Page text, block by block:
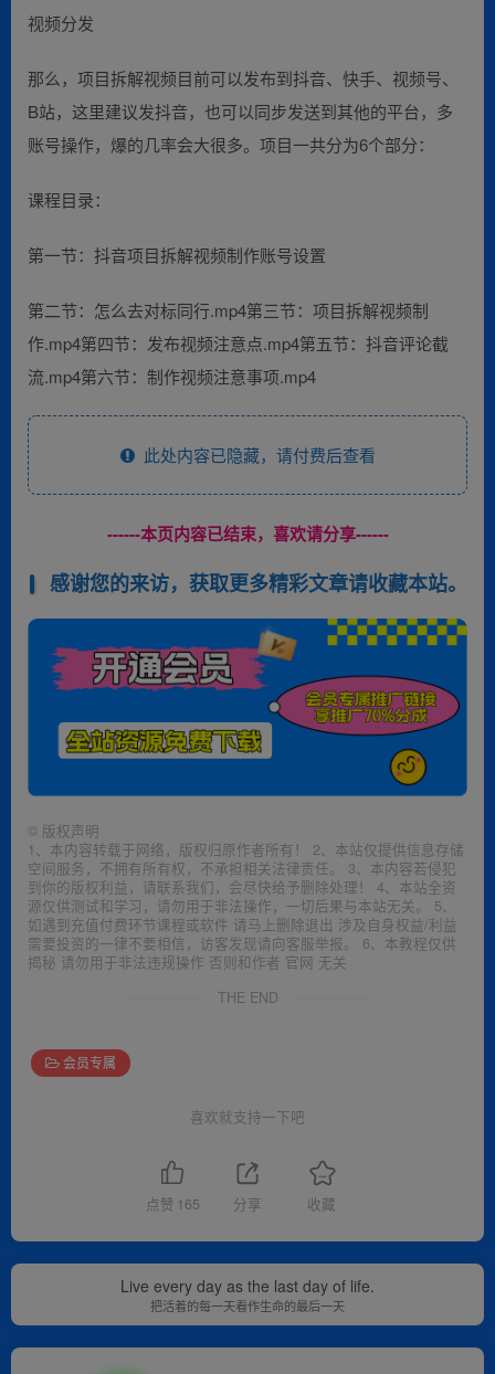
视频分发
那么，项目拆解视频目前可以发布到抖音、快手、视频号、
B站，这里建议发抖音，也可以同步发送到其他的平台，多
账号操作，爆的几率会大很多。项目一共分为6个部分：
课程目录：
第一节：抖音项目拆解视频制作账号设置
第二节：怎么去对标同行.mp4第三节：项目拆解视频制
作.mp4第四节：发布视频注意点.mp4第五节：抖音评论截
流.mp4第六节：制作视频注意事项.mp4
此处内容已隐藏，请付费后查看
------本页内容已结束，喜欢请分享------
感谢您的来访，获取更多精彩文章请收藏本站。
© 版权声明
1、本内容转载于网络，版权归原作者所有！ 2、本站仅提供信息存储
空间服务，不拥有所有权，不承担相关法律责任。 3、本内容若侵犯
到你的版权利益，请联系我们，会尽快给予删除处理！ 4、本站全资
源仅供测试和学习，请勿用于非法操作，一切后果与本站无关。 5、
如遇到充值付费环节课程或软件 请马上删除退出 涉及自身权益/利益
需要投资的一律不要相信，访客发现请向客服举报。 6、本教程仅供
揭秘 请勿用于非法违规操作 否则和作者 官网 无关
THE END
会员专属
喜欢就支持一下吧
点赞 165 分享 收藏
Live every day as the last day of life.
把活着的每一天看作生命的最后一天